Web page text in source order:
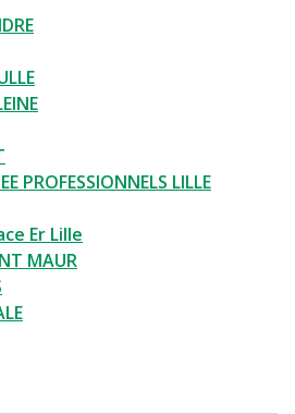
PROFESSIONNELS LILLE
Er Lille
MAUR